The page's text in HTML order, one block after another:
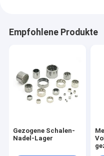
Empfohlene Produkte
Gezogene Schalen-
Nadel-Lager